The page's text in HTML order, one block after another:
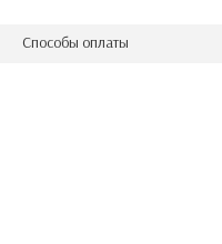
Способы оплаты